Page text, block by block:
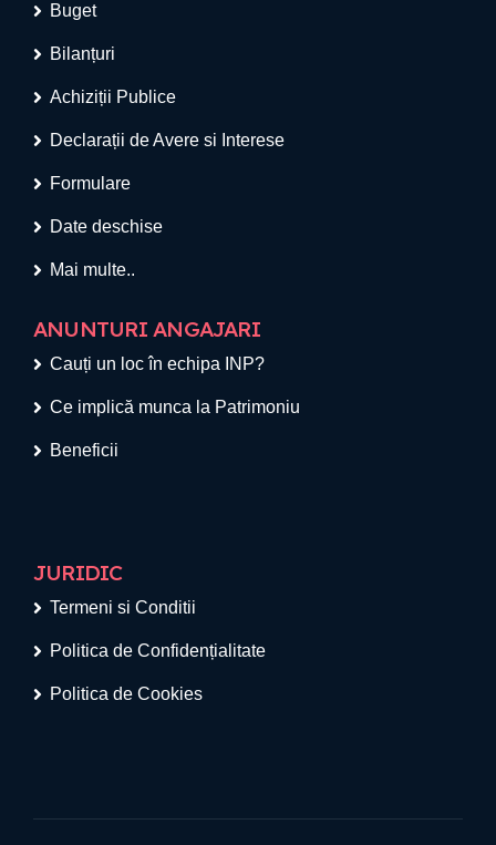
Buget
Bilanțuri
Achiziții Publice
Declarații de Avere si Interese
Formulare
Date deschise
Mai multe..
ANUNTURI ANGAJARI
Cauți un loc în echipa INP?
Ce implică munca la Patrimoniu
Beneficii
JURIDIC
Termeni si Conditii
Politica de Confidențialitate
Politica de Cookies